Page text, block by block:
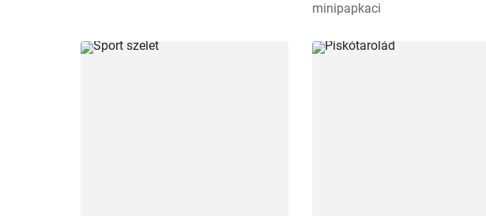
minipapkaci